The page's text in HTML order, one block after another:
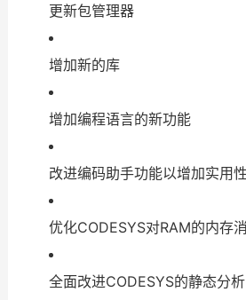
更新包管理器
增加新的库
增加编程语言的新功能
改进编码助手功能以增加实用性
优化CODESYS对RAM的内存
全面改进CODESYS的静态分析